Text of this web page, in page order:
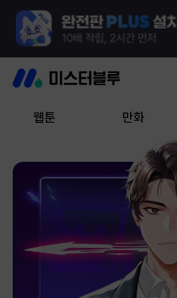
웹툰 만화